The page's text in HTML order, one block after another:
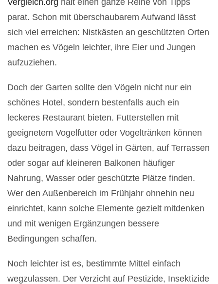
parat. Schon mit überschaubarem Aufwand lässt
sich viel erreichen: Nistkästen an geschützten Orten
machen es Vögeln leichter, ihre Eier und Jungen
aufzuziehen.
Doch der Garten sollte den Vögeln nicht nur ein
schönes Hotel, sondern bestenfalls auch ein
leckeres Restaurant bieten. Futterstellen mit
geeignetem Vogelfutter oder Vogeltränken können
dazu beitragen, dass Vögel in Gärten, auf Terrassen
oder sogar auf kleineren Balkonen häufiger
Nahrung, Wasser oder geschützte Plätze finden.
Wer den Außenbereich im Frühjahr ohnehin neu
einrichtet, kann solche Elemente gezielt mitdenken
und mit wenigen Ergänzungen bessere
Bedingungen schaffen.
Noch leichter ist es, bestimmte Mittel einfach
wegzulassen. Der Verzicht auf Pestizide, Insektizide